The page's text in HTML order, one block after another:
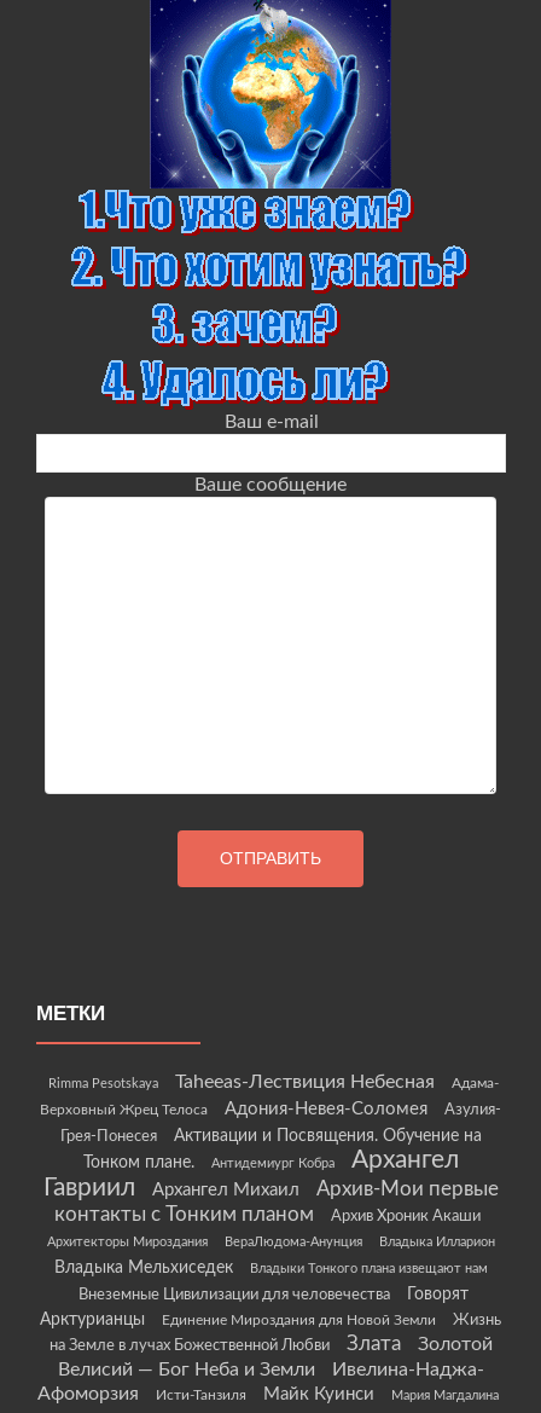
Ваш e-mail
Ваше сообщение
МЕТКИ
Rimma Pesotskaya Taheeas-Лествиция Небесная
Адама-
Верховный Жрец Телоса
Адония-Невея-Соломея
Азулия-
Грея-Понесея
Активации и Посвящения. Обучение на
Тонком плане.
Антидемиург Кобра
Архангел
Гавриил
Архангел Михаил
Архив-Мои первые
контакты с Тонким планом
Архив Хроник Акаши
Архитекторы Мироздания ВераЛюдома-Анунция Владыка Илларион
Владыка Мельхиседек Владыки Тонкого плана извещают нам
Внеземные Цивилизации для человечества
Говорят
Арктурианцы
Единение Мироздания для Новой Земли
Жизнь
на Земле в лучах Божественной Любви
Злата
Золотой
Велисий — Бог Неба и Земли
Ивелина-Наджа-
Афоморзия
Исти-Танзиля Майк Куинси Мария Магдалина